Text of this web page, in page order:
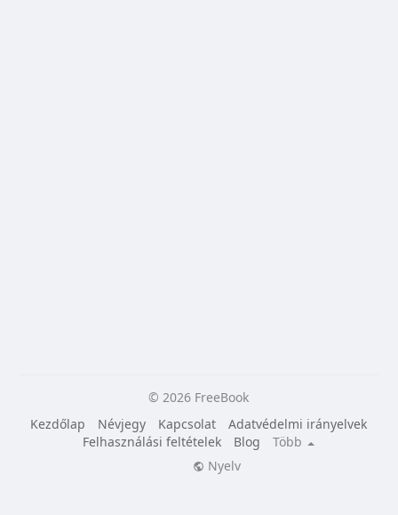
© 2026 FreeBook
Kezdőlap
Névjegy Kapcsolat
Adatvédelmi irányelvek
Felhasználási feltételek
Blog
Több
Nyelv